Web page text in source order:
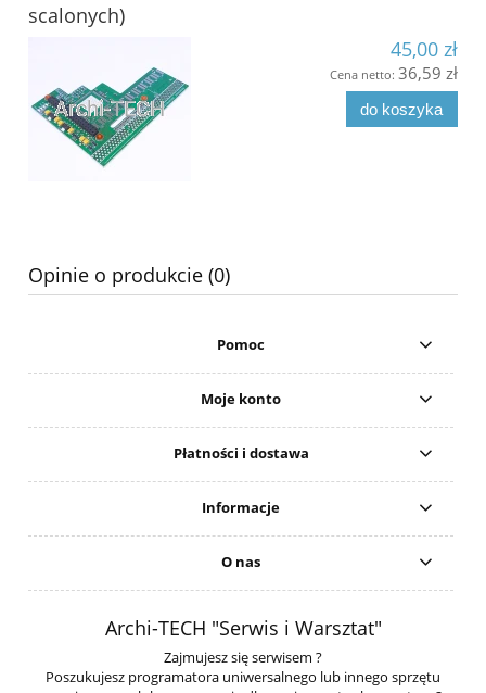
scalonych)
45,00 zł
Cena netto: 36,59 zł
do koszyka
Opinie o produkcie (0)
Pomoc
Moje konto
Płatności i dostawa
Informacje
O nas
Archi-TECH "Serwis i Warsztat"
Zajmujesz się serwisem ?
Poszukujesz programatora uniwersalnego lub innego sprzętu